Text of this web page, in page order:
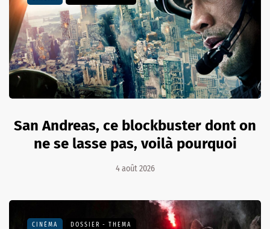
San Andreas, ce blockbuster dont on
ne se lasse pas, voilà pourquoi
4 août 2026
CINÉMA DOSSIER - THEMA